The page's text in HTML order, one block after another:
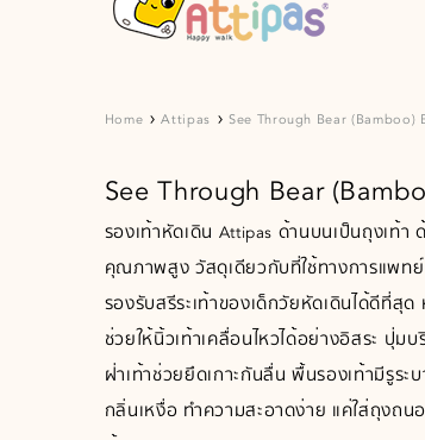
Home Attipas See Through Bear (Bamboo)
See Through Bear
รองเท้าหัดเดิน Attipas ด้านบนเป็นถุงเท้า
คุณภาพสูง วัสดุเดียวกับที่ใช้ทางการแพท
รองรับสรีระเท้าของเด็กวัยหัดเดินได้ดีที่สุ
ช่วยให้นิ้วเท้าเคลื่อนไหวได้อย่างอิสระ ปุ่ม
ฝ่าเท้าช่วยยึดเกาะกันลื่น พื้นรองเท้ามีรูระ
กลิ่นเหงื่อ ทำความสะอาดง่าย แค่ใส่ถุงถน